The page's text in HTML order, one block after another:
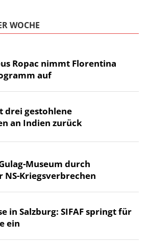
WOCHE
Ropac nimmt Florentina
auf
drei gestohlene
an Indien zurück
Museum durch
NS-Kriegsverbrechen
in Salzburg: SIFAF springt für
ein